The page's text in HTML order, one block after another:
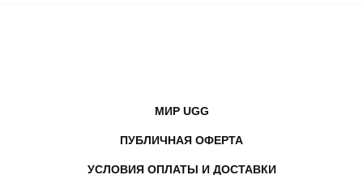
МИР UGG
ПУБЛИЧНАЯ ОФЕРТА
УСЛОВИЯ ОПЛАТЫ И ДОСТАВКИ